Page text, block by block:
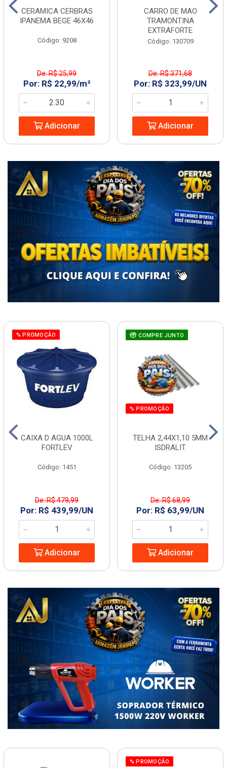
CERAMICA CERBRAS
IPANEMA BEGE 46X46
Código: 9208
De: R$ 25,99
Por: R$ 22,99/m²
Adicionar
CARRO DE MAO
TRAMONTINA
EXTRAFORTE
Código: 130709
De: R$ 371,68
Por: R$ 323,99/UN
Adicionar
% PROMOÇÃO
CAIXA D AGUA 1000L
FORTLEV
Código: 1451
De: R$ 479,99
Por: R$ 439,99/UN
Adicionar
COMPRE JUNTO
% PROMOÇÃO
TELHA 2,44X1,10 5MM
ISDRALIT
Código: 13205
De: R$ 68,99
Por: R$ 63,99/UN
Adicionar
% PROMOÇÃO